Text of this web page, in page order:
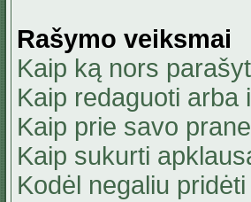
Rašymo veiksmai
Kaip ką nors
Kaip redaguoti arba
Kaip prie savo
Kaip sukurti
Kodėl negaliu